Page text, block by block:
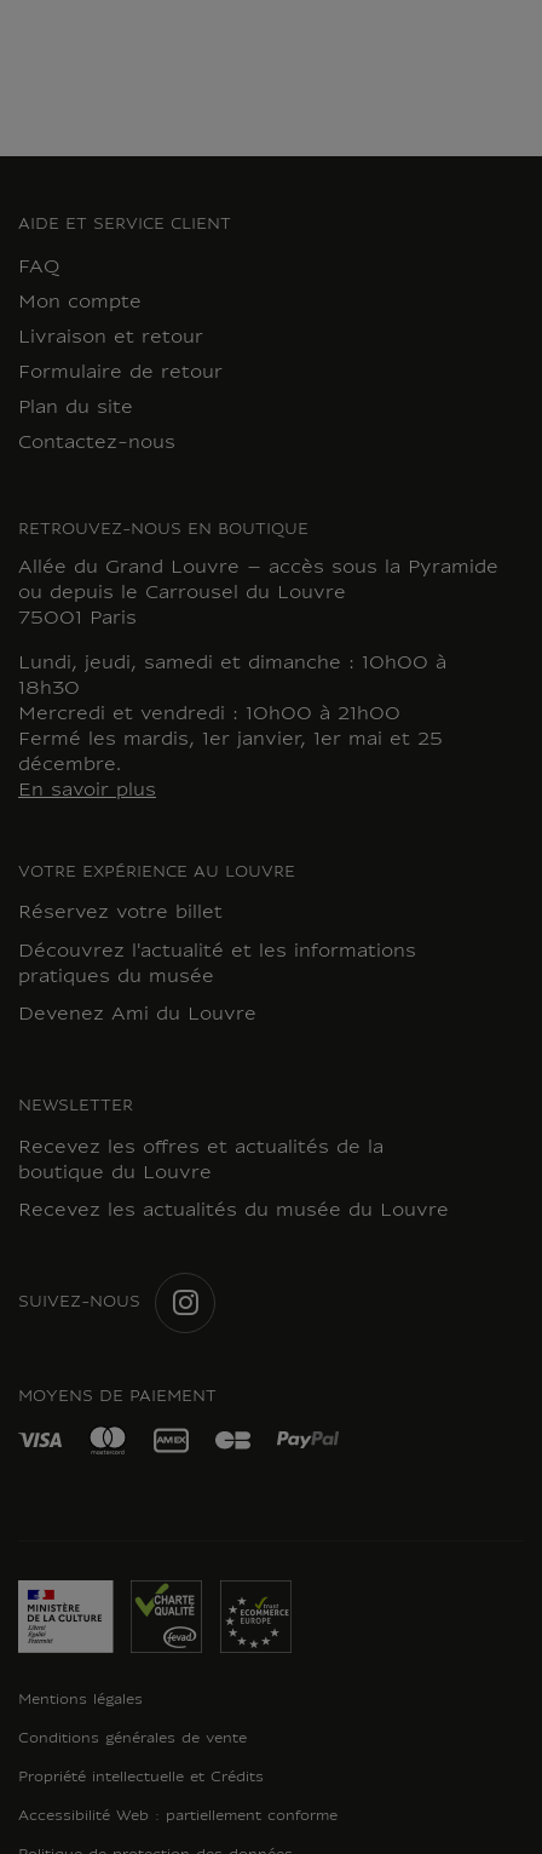
AIDE ET SERVICE CLIENT
FAQ
Mon compte
Livraison et retour
Formulaire de retour
Plan du site
Contactez-nous
RETROUVEZ-NOUS EN BOUTIQUE
Allée du Grand Louvre – accès sous la Pyramide
ou depuis le Carrousel du Louvre
75001 Paris
Lundi, jeudi, samedi et dimanche : 10h00 à
18h30
Mercredi et vendredi : 10h00 à 21h00
Fermé les mardis, 1er janvier, 1er mai et 25
décembre.
En savoir plus
VOTRE EXPÉRIENCE AU LOUVRE
Réservez votre billet
Découvrez l'actualité et les informations
pratiques du musée
Devenez Ami du Louvre
NEWSLETTER
Recevez les offres et actualités de la
boutique du Louvre
Recevez les actualités du musée du Louvre
SUIVEZ-NOUS
MOYENS DE PAIEMENT
Mentions légales
Conditions générales de vente
Propriété intellectuelle et Crédits
Accessibilité Web : partiellement conforme